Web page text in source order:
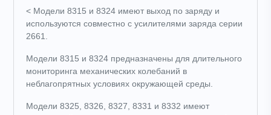
< Модели 8315 и 8324 имеют выход по заряду и
используются совместно с усилителями заряда серии
2661.
Модели 8315 и 8324 предназначены для длительного
мониторинга механических колебаний в
неблагопрятных условиях окружающей среды.
Модели 8325, 8326, 8327, 8331 и 8332 имеют